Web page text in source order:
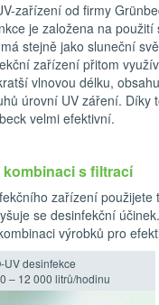
zařízení od firmy
je založena na použití
stejně jako sluneční
zařízení přitom
vlnovou délku,
úrovní UV záření. Díky
velmi efektivní.
s filtrací
zařízení použijete
se desinfekční
výrobků pro
UV desinfekce
– 12 000 litrů/hodinu